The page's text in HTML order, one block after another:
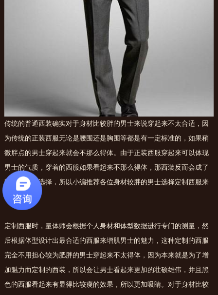
传统的普通西装确实对于身材比较胖的男士来说穿起来不太合适，因
为传统的正装西服无论是腰围还是胸围等都是有一定标准的，如果稍
微胖点的男士穿起来就会不那么得体。由于正装西服穿起来可以体现
男士的气质，穿着的西服如果看起来不那么得体，那西装反而会成了
较为累赘的选择，所以小编推荐各位身材较胖的男士选择定制西服来
弥补这些。
定制西服时，量体师会根据个人身材和体型数据进行专门的测量，然
后根据体型设计出最合适的西服来增肌男士的魅力，这种定制的西服
完全不用担心较为肥胖的男士穿起来不太得体，因为本来就是为了增
加魅力而定制的西装，所以会让男士看起来更加的壮硕雄伟，并且黑
色的西服看起来有显得比较瘦的效果，所以更加吸睛。对于身材比较